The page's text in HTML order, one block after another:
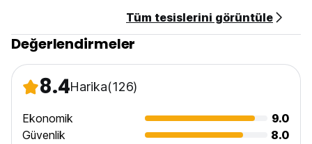
Tüm tesislerini görüntüle
Değerlendirmeler
8.4Harika(126)
Ekonomik
9.0
Güvenlik
8.0